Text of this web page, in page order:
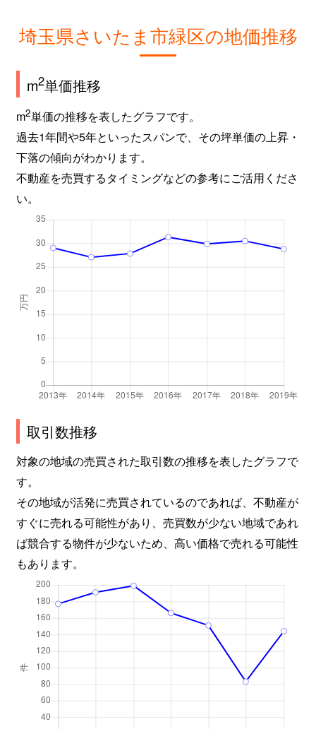
埼玉県さいたま市緑区の地価推移
m2単価推移
m2単価の推移を表したグラフです。
過去1年間や5年といったスパンで、その坪単価の上昇・
下落の傾向がわかります。
不動産を売買するタイミングなどの参考にご活用くださ
い。
取引数推移
対象の地域の売買された取引数の推移を表したグラフで
す。
その地域が活発に売買されているのであれば、不動産が
すぐに売れる可能性があり、売買数が少ない地域であれ
ば競合する物件が少ないため、高い価格で売れる可能性
もあります。